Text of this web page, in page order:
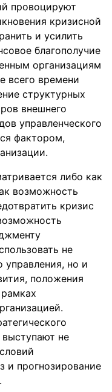
провоцируют
кризисной
и усилить
благополучие
организациям
всего времени
структурных
внешнего
управленческого
фактором,
либо как
возможность
кризис
не
управления, но и
положения
не
и прогнозирование